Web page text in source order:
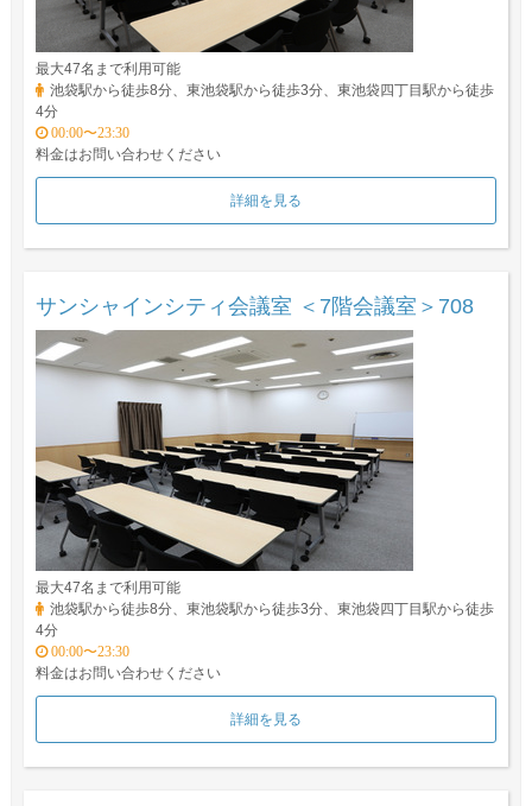
最大47名まで利用可能
池袋駅から徒歩8分、東池袋駅から徒歩3分、東池袋四丁目駅から徒歩
4分
00:00〜23:30
料金はお問い合わせください
詳細を見る
サンシャインシティ会議室 ＜7階会議室＞708
最大47名まで利用可能
池袋駅から徒歩8分、東池袋駅から徒歩3分、東池袋四丁目駅から徒歩
4分
00:00〜23:30
料金はお問い合わせください
詳細を見る